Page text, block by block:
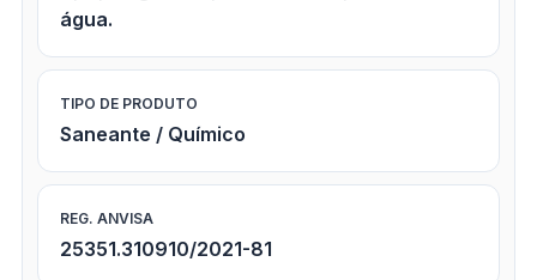
água.
TIPO DE PRODUTO
Saneante / Químico
REG. ANVISA
25351.310910/2021-81